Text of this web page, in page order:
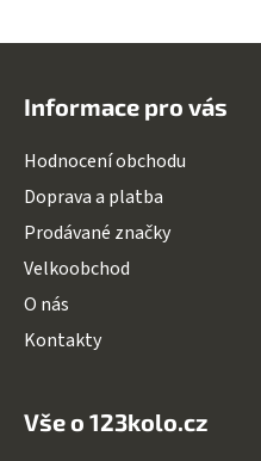
Informace pro vás
Hodnocení obchodu
Doprava a platba
Prodávané značky
Velkoobchod
O nás
Kontakty
Vše o 123kolo.cz